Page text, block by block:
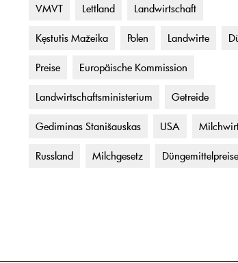
VMVT Lettland Landwirtschaft
Kęstutis Mažeika Polen Landwirte
Preise Europäische Kommission
Landwirtschaftsministerium Getreide
Gediminas Stanišauskas USA
Russland Milchgesetz Düngemittelpreise